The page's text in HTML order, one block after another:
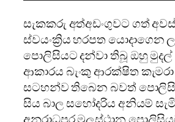
සැකකරු අත්අඩංගුවට ගත්
ස්වයංක්‍රිය හරපත යොදාගෙන
පොලිසියට දන්වා තිබූ ඔහු
ආකාරය බැංකු ආරක්ෂිත
සටහන්ව තිබෙන බවත්
සිය බාල සහෝදරිය අනියම්
අනුරාධපුර මූලස්ථාන